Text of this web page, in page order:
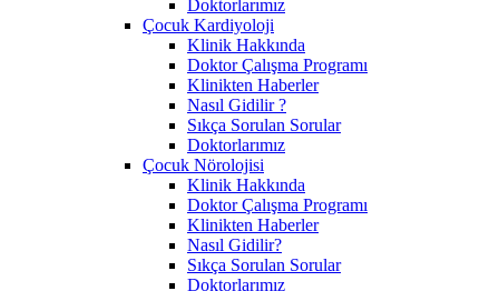
Doktorlarımız
Çocuk Kardiyoloji
Klinik Hakkında
Doktor Çalışma Programı
Klinikten Haberler
Nasıl Gidilir ?
Sıkça Sorulan Sorular
Doktorlarımız
Çocuk Nörolojisi
Klinik Hakkında
Doktor Çalışma Programı
Klinikten Haberler
Nasıl Gidilir?
Sıkça Sorulan Sorular
Doktorlarımız